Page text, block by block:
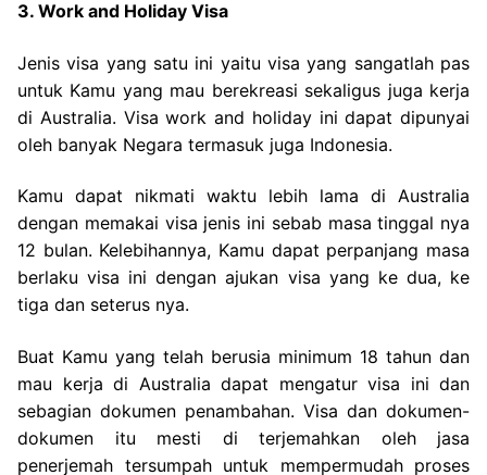
3. Work and Holiday Visa
Jenis visa yang satu ini yaitu visa yang sangatlah pas
untuk Kamu yang mau berekreasi sekaligus juga kerja
di Australia. Visa work and holiday ini dapat dipunyai
oleh banyak Negara termasuk juga Indonesia.
Kamu dapat nikmati waktu lebih lama di Australia
dengan memakai visa jenis ini sebab masa tinggal nya
12 bulan. Kelebihannya, Kamu dapat perpanjang masa
berlaku visa ini dengan ajukan visa yang ke dua, ke
tiga dan seterus nya.
Buat Kamu yang telah berusia minimum 18 tahun dan
mau kerja di Australia dapat mengatur visa ini dan
sebagian dokumen penambahan. Visa dan dokumen-
dokumen itu mesti di terjemahkan oleh jasa
penerjemah tersumpah untuk mempermudah proses